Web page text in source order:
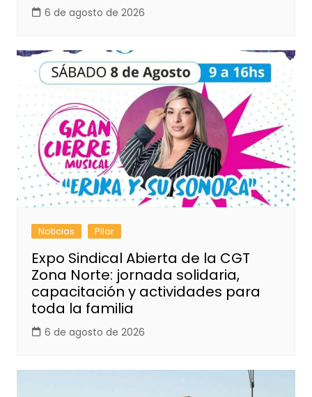
6 de agosto de 2026
Noticias Pilar
Expo Sindical Abierta de la CGT
Zona Norte: jornada solidaria,
capacitación y actividades para
toda la familia
6 de agosto de 2026